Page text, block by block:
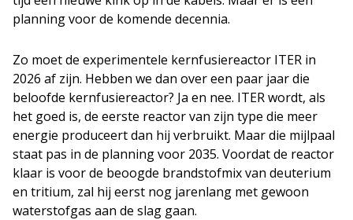
planning voor de komende decennia.
Zo moet de experimentele kernfusiereactor ITER in
2026 af zijn. Hebben we dan over een paar jaar die
beloofde kernfusiereactor? Ja en nee. ITER wordt, als
het goed is, de eerste reactor van zijn type die meer
energie produceert dan hij verbruikt. Maar die mijlpaal
staat pas in de planning voor 2035. Voordat de reactor
klaar is voor de beoogde brandstofmix van deuterium
en tritium, zal hij eerst nog jarenlang met gewoon
waterstofgas aan de slag gaan.